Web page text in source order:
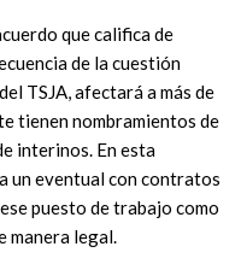
que califica de
de la cuestión
TSJA, afectará a más de
tienen nombramientos de
interinos. En esta
un eventual con contratos
puesto de trabajo como
manera legal.